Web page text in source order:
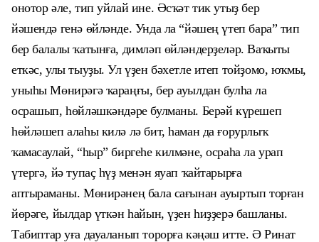
онотор әле, тип уйлай ине. Әсҡәт тик утыҙ бер
йәшендә генә өйләнде. Унда ла “йәшең үтеп бара” тип
бер балалы ҡатынға, димләп өйләндерҙеләр. Ваҡыты
еткәс, улы тыуҙы. Ул үҙен бәхетле итеп тойҙомо, юҡмы,
уныһы Мөнирәгә ҡараңғы, бер ауылдан булһа ла
осрашып, һөйләшкәндәре булманы. Берәй күрешеп
һөйләшеп алаһы килә лә бит, һаман да ғорурлыҡ
ҡамасаулай, “һыр” биргеһе килмәне, осраһа ла урап
үтергә, йә тупаҫ һүҙ менән яуап ҡайтарырға
аптыраманы. Мөнирәнең бала сағынан ауыртып торған
йөрәге, йылдар үткән һайын, үҙен һиҙҙерә башланы.
Табиптар уға дауаланып торорға кәңәш итте. Ә Ринат